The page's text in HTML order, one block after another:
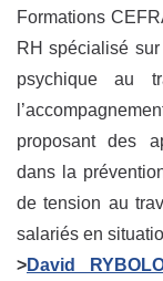
Formations
RH spécialisé
psychique au
proposant des
dans la
de tension au
salariés en
>David